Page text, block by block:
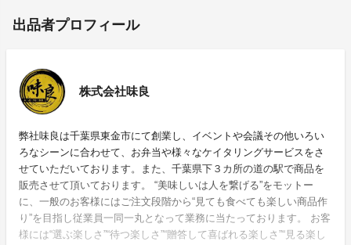
出品者プロフィール
株式会社味良
弊社味良は千葉県東金市にて創業し、イベントや会議その他いろい
ろなシーンに合わせて、お弁当や様々なケイタリングサービスをさ
せていただいております。また、千葉県下３カ所の道の駅で商品を
販売させて頂いております。 “美味しいは人を繋げる”をモットー
に、一般のお客様にはご注文段階から“見ても食べても楽しい商品作
り”を目指し従業員一同一丸となって業務に当たっております。 お客
様には“選ぶ楽しさ”“待つ楽しさ”“贈答して喜ばれる楽しさ”“見る楽し